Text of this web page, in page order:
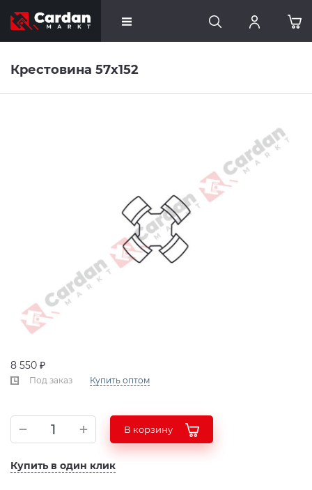
Крестовина 57x152
8 550 ₽
Под заказ Купить оптом
В корзину
Купить в один клик